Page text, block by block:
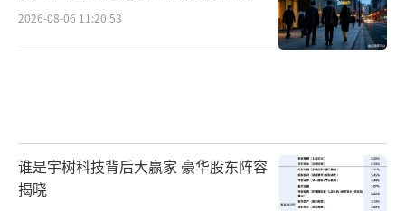
2026-08-06 11:20:53
谁是宇树科技背后大赢家 豪华股东阵容
揭晓